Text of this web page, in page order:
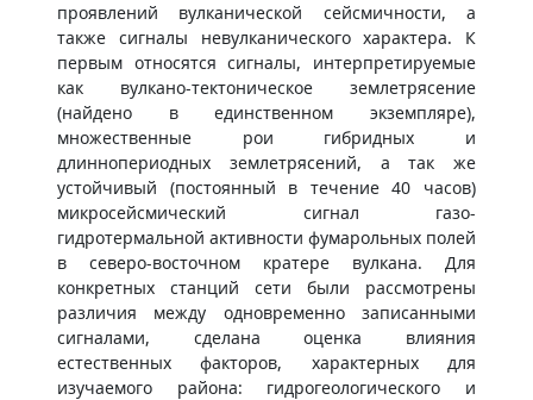
проявлений вулканической сейсмичности, а
также сигналы невулканического характера. К
первым относятся сигналы, интерпретируемые
как вулкано-тектоническое землетрясение
(найдено в единственном экземпляре),
множественные рои гибридных и
длиннопериодных землетрясений, а так же
устойчивый (постоянный в течение 40 часов)
микросейсмический сигнал газо-
гидротермальной активности фумарольных полей
в северо-восточном кратере вулкана. Для
конкретных станций сети были рассмотрены
различия между одновременно записанными
сигналами, сделана оценка влияния
естественных факторов, характерных для
изучаемого района: гидрогеологического и